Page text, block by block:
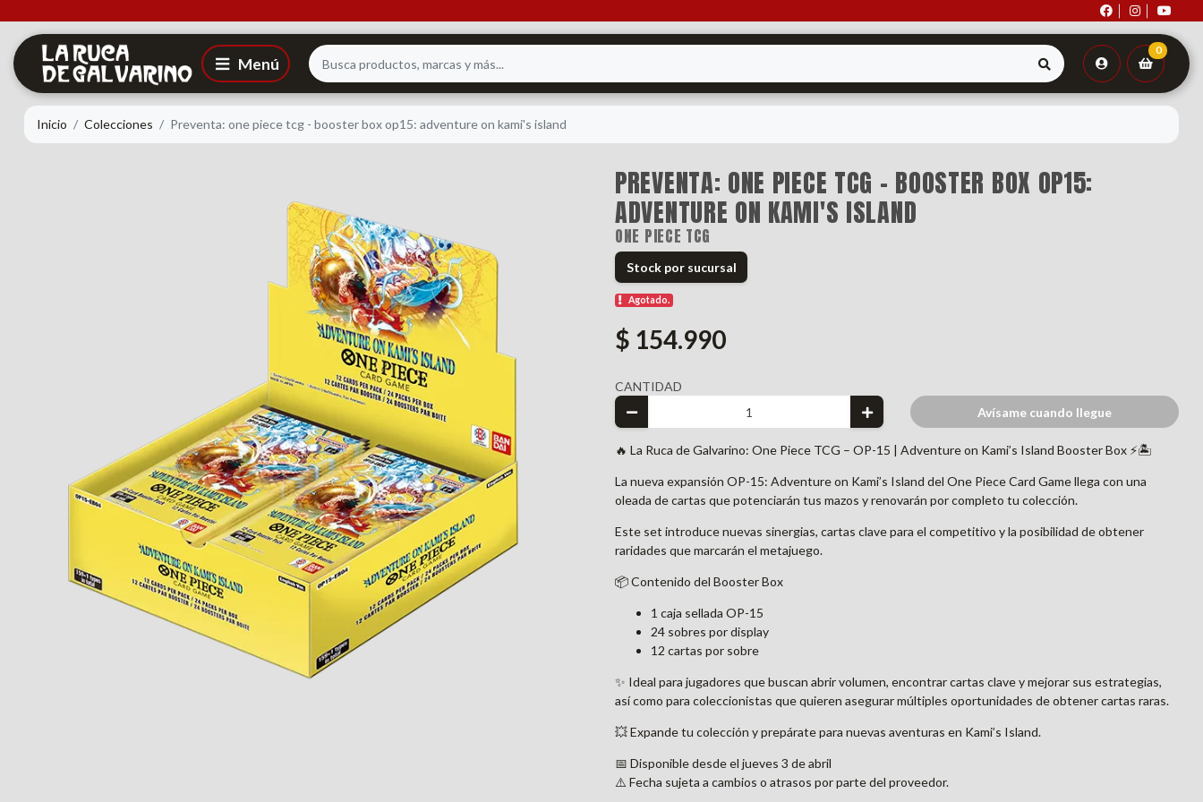
0
Inicio Colecciones Preventa: one piece tcg - booster box op15: adventure on kami's island
PREVENTA: ONE PIECE TCG - BOOSTER BOX OP15:
ADVENTURE ON KAMI'S ISLAND
ONE PIECE TCG
Stock por sucursal
Agotado.
$ 154.990
CANTIDAD
Avísame cuando llegue
🔥 La Ruca de Galvarino: One Piece TCG – OP-15 | Adventure on Kami’s Island Booster Box ⚡🏝️
La nueva expansión OP-15: Adventure on Kami’s Island del One Piece Card Game llega con una
oleada de cartas que potenciarán tus mazos y renovarán por completo tu colección.
Este set introduce nuevas sinergias, cartas clave para el competitivo y la posibilidad de obtener
raridades que marcarán el metajuego.
📦 Contenido del Booster Box
1 caja sellada OP-15
24 sobres por display
12 cartas por sobre
✨ Ideal para jugadores que buscan abrir volumen, encontrar cartas clave y mejorar sus estrategias,
así como para coleccionistas que quieren asegurar múltiples oportunidades de obtener cartas raras.
💥 Expande tu colección y prepárate para nuevas aventuras en Kami’s Island.
📅 Disponible desde el jueves 3 de abril
⚠️ Fecha sujeta a cambios o atrasos por parte del proveedor.